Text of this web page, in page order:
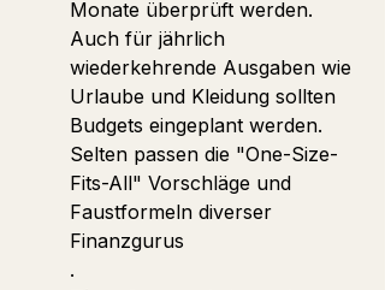
Monate überprüft werden.
Auch für jährlich
wiederkehrende Ausgaben wie
Urlaube und Kleidung sollten
Budgets eingeplant werden.
Selten passen die "One-Size-
Fits-All" Vorschläge und
Faustformeln diverser
Finanzgurus
.